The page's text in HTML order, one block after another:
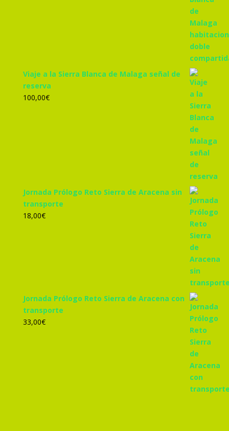
Viaje a la Sierra Blanca de Malaga señal de
reserva
100,00€
Jornada Prólogo Reto Sierra de Aracena sin
transporte
18,00€
Jornada Prólogo Reto Sierra de Aracena con
transporte
33,00€